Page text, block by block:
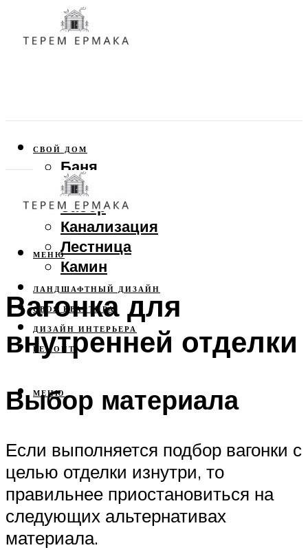
СВОЙ ДОМ
Баня
Веранда
Забор
Канализация
Лестница
Камин
ЛАНДШАФТНЫЙ ДИЗАЙН
СВОЯ КВАРТИРА
ДИЗАЙН ИНТЕРЬЕРА
РЕМОНТ
МЕНЮ
МЕНЮ
Вагонка для
внутренней отделки
Выбор материала
Если выполняется подбор вагонки с
целью отделки изнутри, то
правильнее приостановиться на
следующих альтернативах
материала.